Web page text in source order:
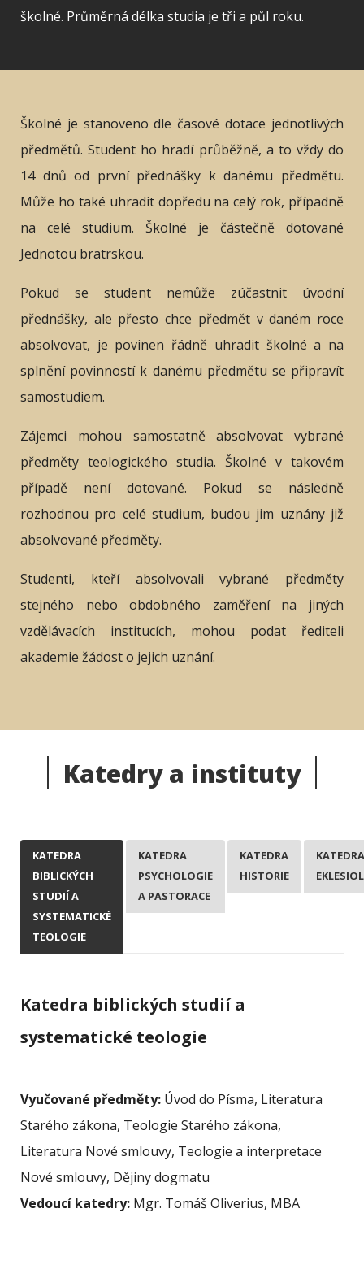
školné. Průměrná délka studia je tři a půl roku.
Školné je stanoveno dle časové dotace jednotlivých
předmětů. Student ho hradí průběžně, a to vždy do
14 dnů od první přednášky k danému předmětu.
Může ho také uhradit dopředu na celý rok, případně
na celé studium. Školné je částečně dotované
Jednotou bratrskou.
Pokud se student nemůže zúčastnit úvodní
přednášky, ale přesto chce předmět v daném roce
absolvovat, je povinen řádně uhradit školné a na
splnění povinností k danému předmětu se připravít
samostudiem.
Zájemci mohou samostatně absolvovat vybrané
předměty teologického studia. Školné v takovém
případě není dotované. Pokud se následně
rozhodnou pro celé studium, budou jim uznány již
absolvované předměty.
Studenti, kteří absolvovali vybrané předměty
stejného nebo obdobného zaměření na jiných
vzdělávacích institucích, mohou podat řediteli
akademie žádost o jejich uznání.
Katedry a instituty
KATEDRA
BIBLICKÝCH
STUDIÍ A
SYSTEMATICKÉ
TEOLOGIE
KATEDRA
PSYCHOLOGIE
A PASTORACE
KATEDRA
HISTORIE
KATEDRA
Katedra biblických studií a
systematické teologie
Vyučované předměty: Úvod do Písma, Literatura
Starého zákona, Teologie Starého zákona,
Literatura Nové smlouvy, Teologie a interpretace
Nové smlouvy, Dějiny dogmatu
Vedoucí katedry: Mgr. Tomáš Oliverius, MBA